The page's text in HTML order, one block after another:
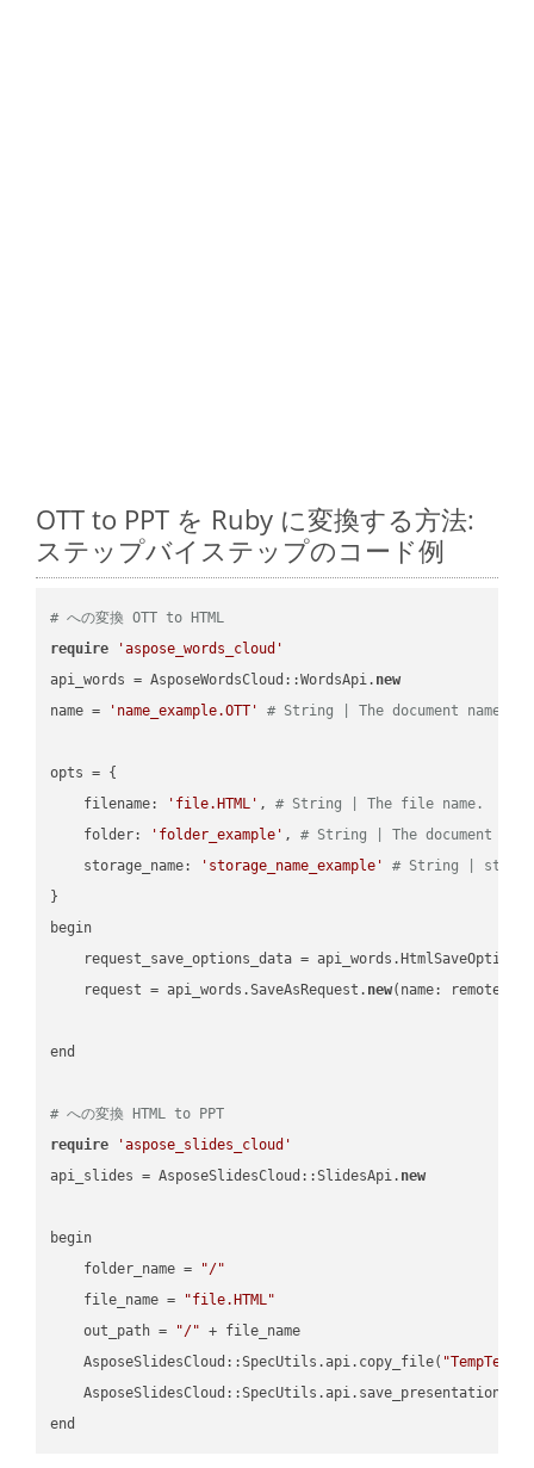
OTT to PPT を Ruby に変換する方法:
ステップバイステップのコード例
# への変換 OTT to HTML
require
'aspose_words_cloud'
api_words = AsposeWordsCloud::WordsApi. new
name =
'name_example.OTT' # String | The document name.
opts = {
    filename:
'file.HTML' , # String | The file name.
    folder:
'folder_example' , # String | The document
    storage_name:
'storage_name_example'
# String |
}
begin
request_save_options_data =
    request = api_words.SaveAsRequest.
new(name:
end
# への変換 HTML to PPT
require
'aspose_slides_cloud'
api_slides = AsposeSlidesCloud::SlidesApi. new
begin
    folder_name =
"/"
    file_name =
"file.HTML"
    out_path =
"/" + file_name
    AsposeSlidesCloud::SpecUtils.api.copy_file(